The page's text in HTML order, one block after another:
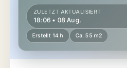
ZULETZT AKTUALISIERT
18:06 • 08 Aug.
Erstellt 14 h Ca. 55 m2